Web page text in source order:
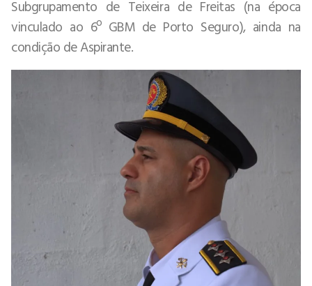
Subgrupamento de Teixeira de Freitas (na época
vinculado ao 6º GBM de Porto Seguro), ainda na
condição de Aspirante.